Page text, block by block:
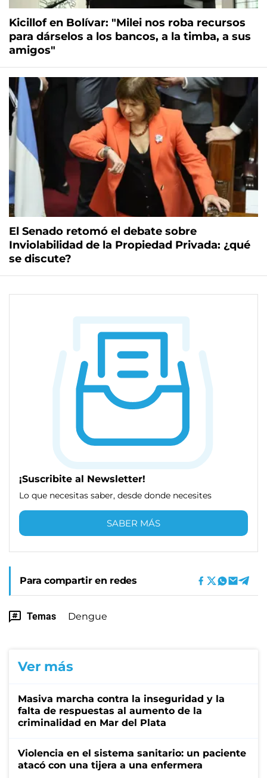
Kicillof en Bolívar: "Milei nos roba recursos
para dárselos a los bancos, a la timba, a sus
amigos"
El Senado retomó el debate sobre
Inviolabilidad de la Propiedad Privada: ¿qué
se discute?
¡Suscribite al Newsletter!
Lo que necesitas saber, desde donde necesites
SABER MÁS
Para compartir en redes
Temas Dengue
Ver más
Masiva marcha contra la inseguridad y la
falta de respuestas al aumento de la
criminalidad en Mar del Plata
Violencia en el sistema sanitario: un paciente
atacó con una tijera a una enfermera